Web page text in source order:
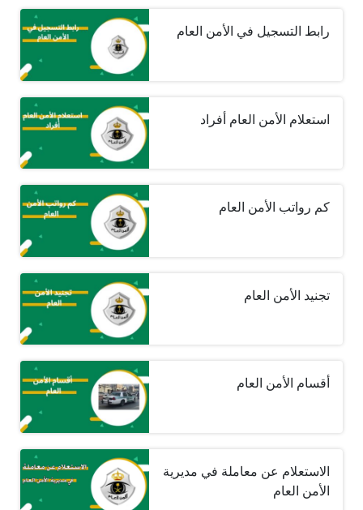
رابط التسجيل في الأمن العام
استعلام الأمن العام أفراد
كم رواتب الأمن العام
تجنيد الأمن العام
أقسام الأمن العام
الاستعلام عن معاملة في مديرية
الأمن العام